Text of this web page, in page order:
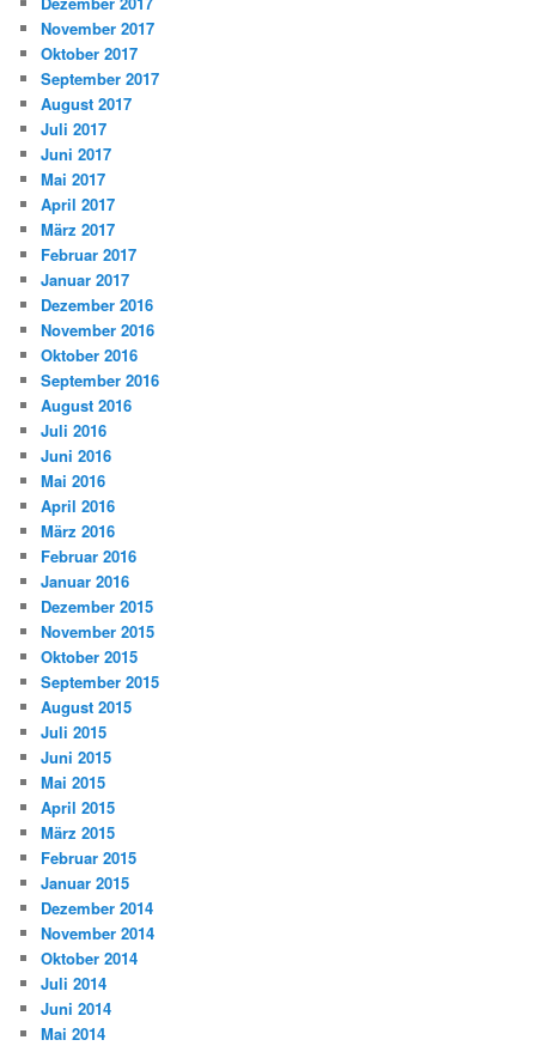
November 2017
Oktober 2017
September 2017
August 2017
Juli 2017
Juni 2017
Mai 2017
April 2017
März 2017
Februar 2017
Januar 2017
Dezember 2016
November 2016
Oktober 2016
September 2016
August 2016
Juli 2016
Juni 2016
Mai 2016
April 2016
März 2016
Februar 2016
Januar 2016
Dezember 2015
November 2015
Oktober 2015
September 2015
August 2015
Juli 2015
Juni 2015
Mai 2015
April 2015
März 2015
Februar 2015
Januar 2015
Dezember 2014
November 2014
Oktober 2014
Juli 2014
Juni 2014
Mai 2014